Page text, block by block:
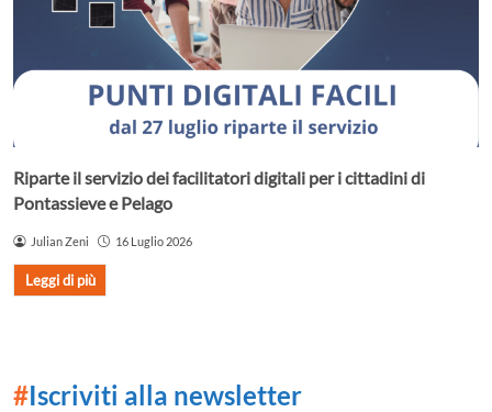
Riparte il servizio dei facilitatori digitali per i cittadini di
Pontassieve e Pelago
Julian Zeni 16 Luglio 2026
Leggi di più
#Iscriviti alla newsletter